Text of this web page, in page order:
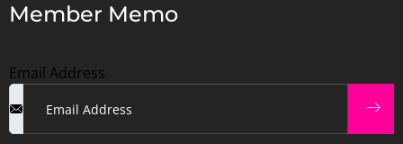
Member Memo
Email Address